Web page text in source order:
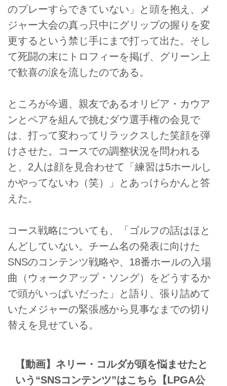
のプレーすらできていない」と頭を抱え、メ
ジャー大会の真っ只中にグリップの握りを変
更するという禁じ手にまで打って出た。そし
て死闘の末にトロフィーを掲げ、グリーン上
で歓喜の涙を流したのである。
ところが今週、親友であるオリビア・カウア
ンとペアを組んで挑むダウ選手権の会見で
は、打って変わってリラックスした笑顔を弾
けさせた。コースでの調整状況を問われる
と、2人は顔を見合わせて「練習は5ホールし
かやってないわ（笑）」とあっけらかんと答
えた。
コース戦略についても、「ゴルフの話はほと
んどしていない。チーム名の発表に向けた
SNSのコンテンツ戦略や、18番ホールの入場
曲（ウォークアップ・ソング）をどうするか
で頭がいっぱいだった」と語り、張り詰めて
いたメジャーの緊張感から見事なまでの切り
替えを見せている。
【動画】ネリー・コルダが頭を悩ませたと
いう“SNSコンテンツ”はこちら【LPGA公